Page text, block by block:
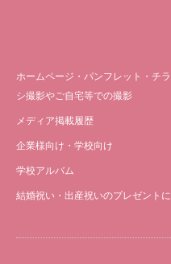
ホームページ・パンフレット・チラ
シ撮影やご自宅等での撮影
メディア掲載履歴
企業様向け・学校向け
学校アルバム
結婚祝い・出産祝いのプレゼントに